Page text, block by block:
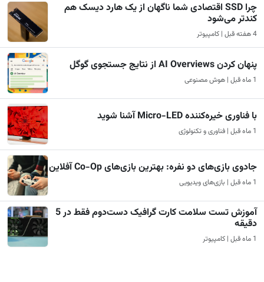
چرا SSD اقتصادی شما ناگهان از یک هارد دیسک هم
کندتر می‌شود
4 هفته قبل | کامپیوتر
پنهان کردن AI Overviews از نتایج جستجوی گوگل
1 ماه قبل | هوش مصنوعی
با فناوری خیره‌کننده Micro-LED آشنا شوید
1 ماه قبل | فناوری و تکنولوژی
جادوی بازی‌های دو نفره: بهترین بازی‌های Co-Op آفلاین
1 ماه قبل | بازی‌های ویدیویی
آموزش تست سلامت کارت گرافیک دست‌دوم فقط در 5
دقیقه
1 ماه قبل | کامپیوتر